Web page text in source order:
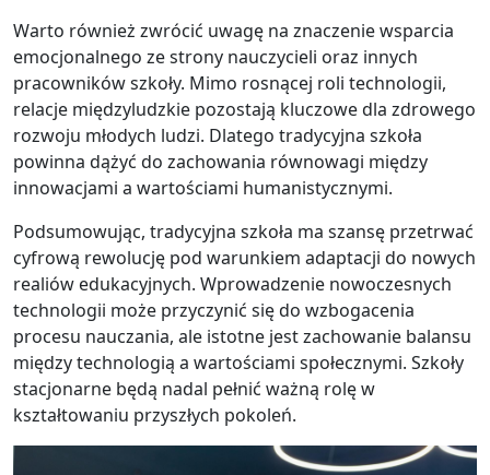
Warto również zwrócić uwagę na znaczenie wsparcia
emocjonalnego ze strony nauczycieli oraz innych
pracowników szkoły. Mimo rosnącej roli technologii,
relacje międzyludzkie pozostają kluczowe dla zdrowego
rozwoju młodych ludzi. Dlatego tradycyjna szkoła
powinna dążyć do zachowania równowagi między
innowacjami a wartościami humanistycznymi.
Podsumowując, tradycyjna szkoła ma szansę przetrwać
cyfrową rewolucję pod warunkiem adaptacji do nowych
realiów edukacyjnych. Wprowadzenie nowoczesnych
technologii może przyczynić się do wzbogacenia
procesu nauczania, ale istotne jest zachowanie balansu
między technologią a wartościami społecznymi. Szkoły
stacjonarne będą nadal pełnić ważną rolę w
kształtowaniu przyszłych pokoleń.